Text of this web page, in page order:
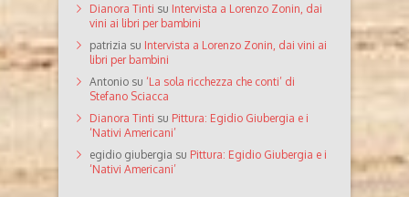
Dianora Tinti su Intervista a Lorenzo Zonin, dai
vini ai libri per bambini
patrizia su Intervista a Lorenzo Zonin, dai vini ai
libri per bambini
Antonio su ‘La sola ricchezza che conti’ di
Stefano Sciacca
Dianora Tinti su Pittura: Egidio Giubergia e i
‘Nativi Americani’
egidio giubergia su Pittura: Egidio Giubergia e i
‘Nativi Americani’